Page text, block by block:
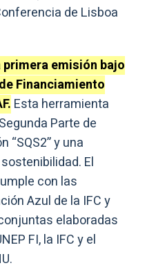
de Lisboa
primera emisión bajo
Financiamiento
Esta herramienta
Parte de
“SQS2” y una
El
con las
Azul de la IFC y
elaboradas
FI, la IFC y el